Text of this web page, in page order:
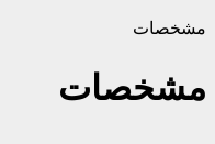
مشخصات
مشخصات